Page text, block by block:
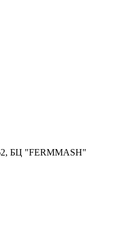
62, БЦ "FERMMASH"